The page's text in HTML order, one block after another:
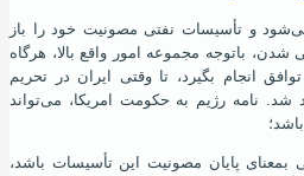
و تأسیسات نفتی مصونیت خود را باز
باتوجه مجموعه امور واقع بالا، هرگاه
انجام بگیرد، تا وقتی ایران در تحریم
نامه رﮊیم به حکومت امریکا، می‌تواند
بمعنای پایان مصونیت این تأسیسات باشد،